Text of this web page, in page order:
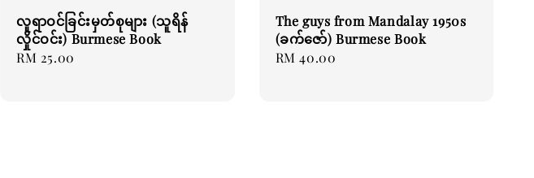
လူရာဝင်ခြင်းမှတ်စုများ (သူရိန်
လှိုင်ဝင်း) Burmese Book
Regular
RM 25.00
The guys from Mandalay 1950s
(ခက်ဇော်) Burmese Book
Regular
RM 40.00